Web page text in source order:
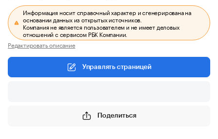
Информация носит справочный характер и сгенерирована на
основании данных из открытых источников.
Компания не является пользователем и не имеет деловых
отношений с сервисом РБК Компании.
Редактировать описание
Управлять страницей
Поделиться